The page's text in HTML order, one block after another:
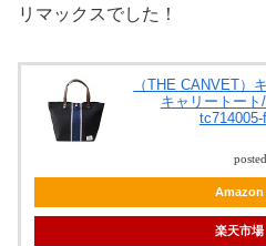
リマックスでした！
（THE CANVET）
キャリートー
Amazon
楽天市場